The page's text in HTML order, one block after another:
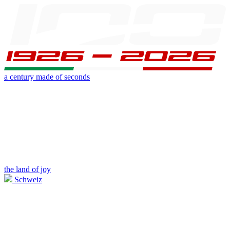
a century made of seconds
the land of joy
Schweiz